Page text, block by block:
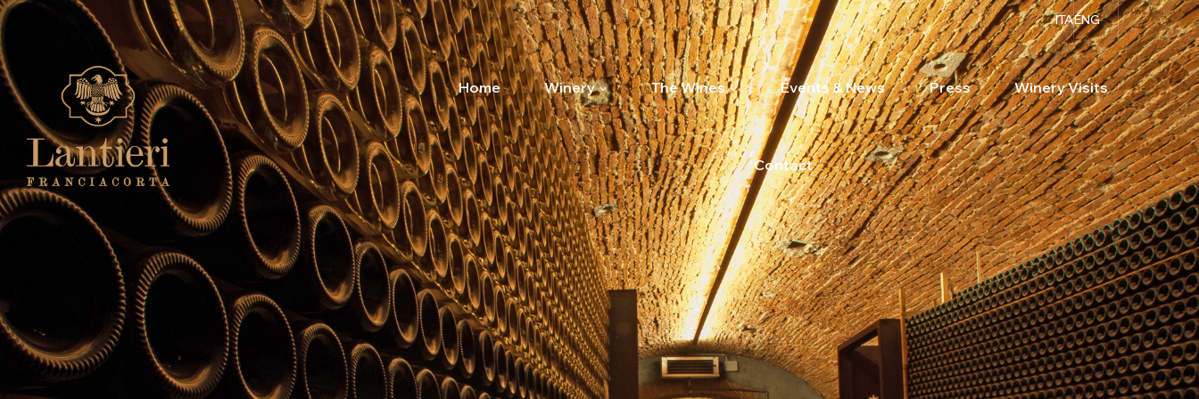
ITAENG
Home Winery The Wines Events & News Press Winery Visits
Contact